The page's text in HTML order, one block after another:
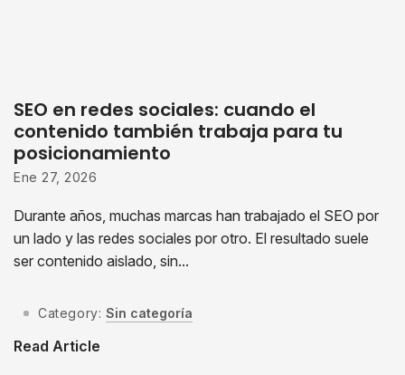
SEO en redes sociales: cuando el
contenido también trabaja para tu
posicionamiento
Ene 27, 2026
Durante años, muchas marcas han trabajado el SEO por
un lado y las redes sociales por otro. El resultado suele
ser contenido aislado, sin...
Category: Sin categoría
Read Article